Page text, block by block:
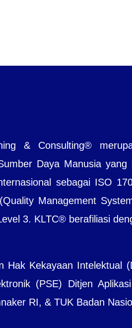
& Consulting®
Daya Manusia
sebagai ISO
Management
3. KLTC® berafiliasi
Hak Kekayaan Intelektual
(PSE) Ditjen
RI, & TUK Badan